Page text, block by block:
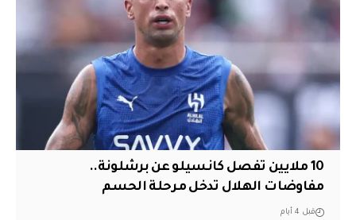
10 ملايين تفصل كانسيلو عن برشلونة..
مفاوضات الهلال تدخل مرحلة الحسم
قبل 4 أيام